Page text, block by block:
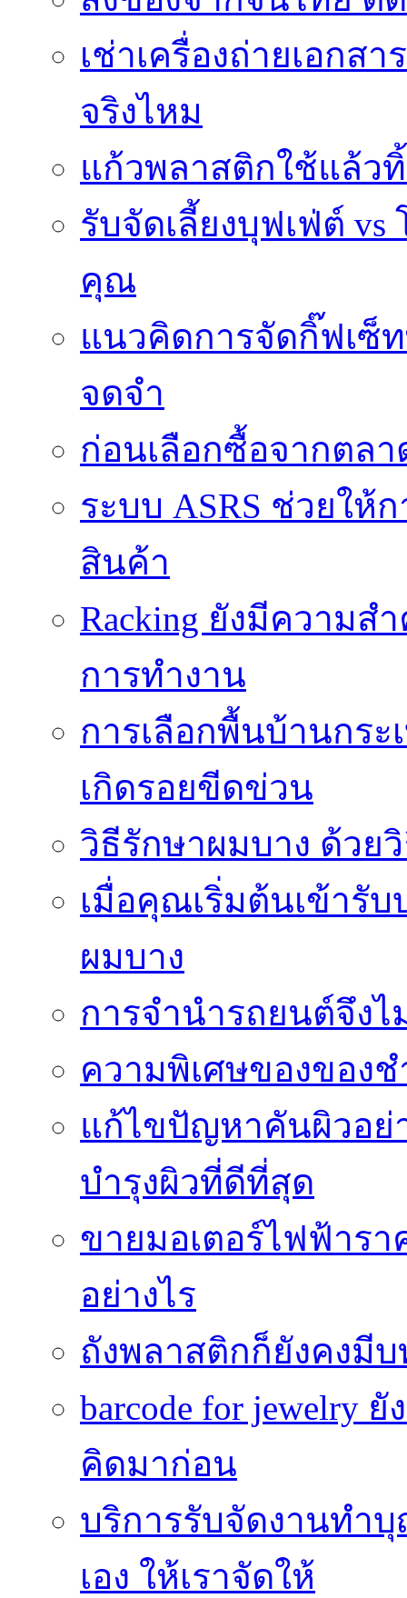
เช่าเครื่องถ่ายเอกส
จริงไหม
แก้วพลาสติกใช้แล้ว
รับจัดเลี้ยงบุฟเฟ่ต์
คุณ
แนวคิดการจัดกิ๊ฟเซ็
จดจำ
ก่อนเลือกซื้อจากตล
ระบบ ASRS ช่วยให้
สินค้า
Racking ยังมีความ
การทำงาน
การเลือกพื้นบ้านกร
เกิดรอยขีดข่วน
วิธีรักษาผมบาง ด้วย
เมื่อคุณเริ่มต้นเข้ารั
ผมบาง
การจำนำรถยนต์จึงไ
ความพิเศษของของ
แก้ไขปัญหาคันผิวอ
บำรุงผิวที่ดีที่สุด
ขายมอเตอร์ไฟฟ้าร
อย่างไร
ถังพลาสติกก็ยังคงมี
barcode for jewelry
คิดมาก่อน
บริการรับจัดงานทำ
เอง ให้เราจัดให้